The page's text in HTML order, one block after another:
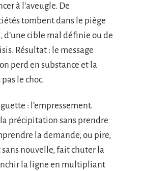
à l’aveugle. De
tombent dans le piège
d’une cible mal définie ou de
Résultat : le message
perd en substance et la
le choc.
: l’empressement.
précipitation sans prendre
la demande, ou pire,
sans nouvelle, fait chuter la
la ligne en multipliant